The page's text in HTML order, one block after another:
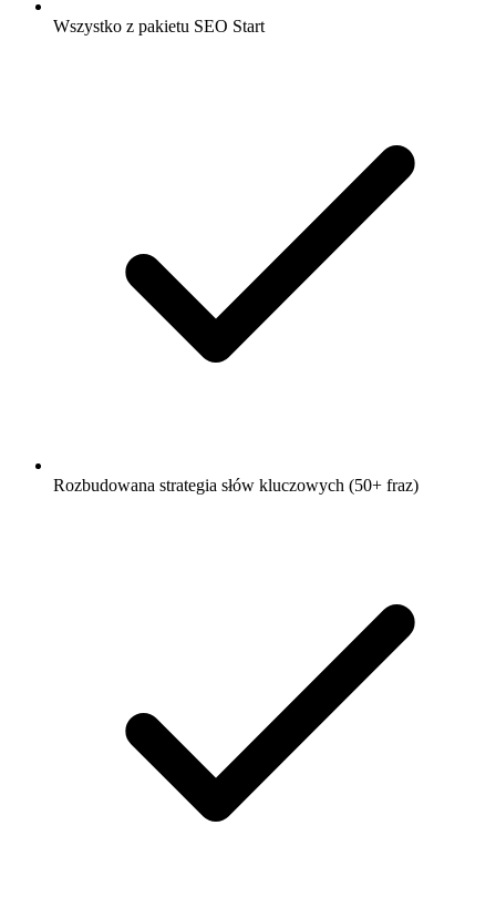
Wszystko z pakietu SEO Start
Rozbudowana strategia słów kluczowych (50+ fraz)